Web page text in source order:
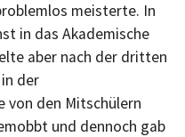
meisterte. In
in das Akademische
aber nach der dritten
der
von den Mitschülern
und dennoch gab